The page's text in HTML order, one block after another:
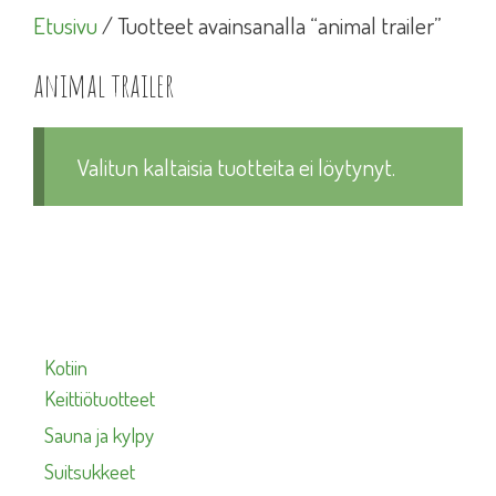
Etusivu/ Tuotteet avainsanalla “animal trailer”
animal trailer
Valitun kaltaisia tuotteita ei löytynyt.
Kotiin
Keittiötuotteet
Sauna ja kylpy
Suitsukkeet